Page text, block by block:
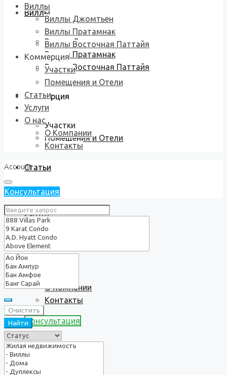
Виллы
Виллы Джомтьен
Виллы Пратамнак
Виллы Восточная Паттайя
Коммерция
Участки
Помещения и Отели
Статьи
Услуги
О нас
О Компании
Контакты
Консультация
Виллы
Виллы Джомтьен
Виллы Пратамнак
Виллы Восточная Паттайя
Коммерция
Участки
Помещения и Отели
Статьи
Услуги
О нас
О Компании
Контакты
Account
Консультация
Очистить
Найти